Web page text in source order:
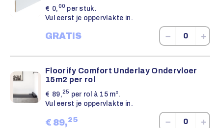
€ 0,00 per stuk.
Vul eerst je oppervlakte in.
GRATIS − +
Floorify Comfort Underlay Ondervloer
15m2 per rol
€ 89,25 per rol à 15 m².
Vul eerst je oppervlakte in.
€ 89,25 − +